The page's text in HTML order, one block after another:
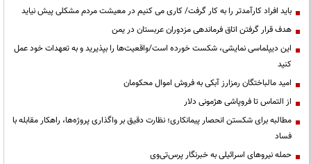
باید افراد کارآمدتر را به کار گرفت/ کاری می کنیم در معیشت مردم مشکلی پیش نیاید
هدف قرار گرفتن اتاق‌ فرماندهی مزدوران عربستان در یمن
این دیپلماسی نمایشی، شکست خورده است/واقعیت‌ها را بپذیرید و به تعهدات خود عمل
کنید
امید مالباختگان رمزارز آبکی به فروش اموال محکومان
از التماس تا فروپاشی هژمونی دلار
مطالبه برای شکستن انحصار پیمانکاری؛ نظارت دقیق بر واگذاری پروژه‌ها، راهکار مقابله با
فساد
حمله نیروهای اسرائیلی به خبرنگار پرس‌تی‌وی